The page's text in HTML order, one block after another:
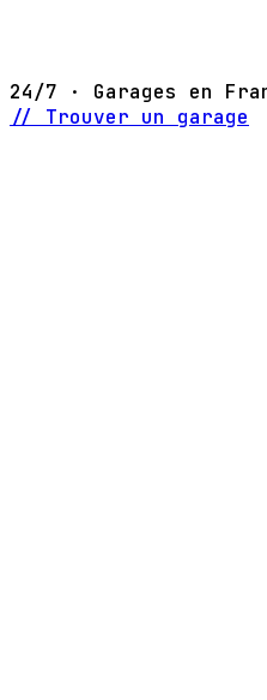
24/7 · Garages en
// Trouver un garage